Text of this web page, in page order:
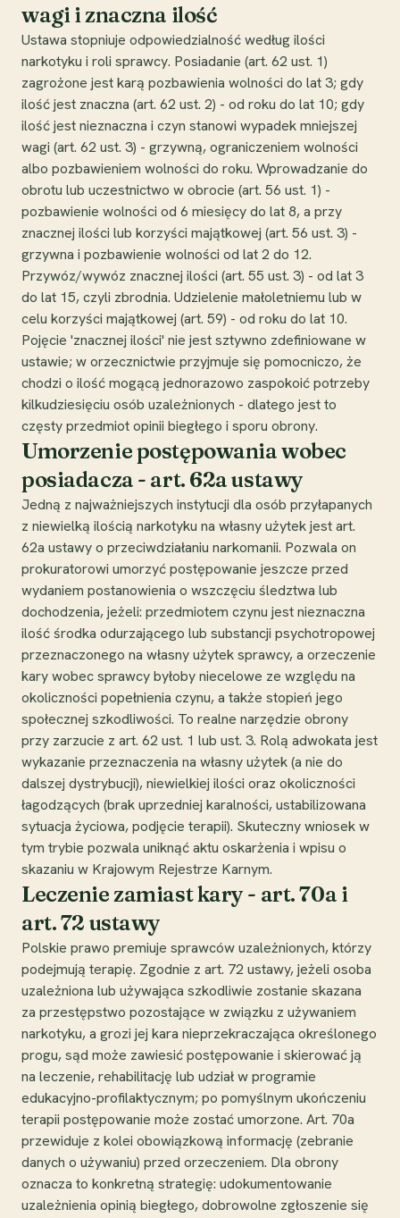
wagi i znaczna ilość
Ustawa stopniuje odpowiedzialność według ilości
narkotyku i roli sprawcy. Posiadanie (art. 62 ust. 1)
zagrożone jest karą pozbawienia wolności do lat 3; gdy
ilość jest znaczna (art. 62 ust. 2) - od roku do lat 10; gdy
ilość jest nieznaczna i czyn stanowi wypadek mniejszej
wagi (art. 62 ust. 3) - grzywną, ograniczeniem wolności
albo pozbawieniem wolności do roku. Wprowadzanie do
obrotu lub uczestnictwo w obrocie (art. 56 ust. 1) -
pozbawienie wolności od 6 miesięcy do lat 8, a przy
znacznej ilości lub korzyści majątkowej (art. 56 ust. 3) -
grzywna i pozbawienie wolności od lat 2 do 12.
Przywóz/wywóz znacznej ilości (art. 55 ust. 3) - od lat 3
do lat 15, czyli zbrodnia. Udzielenie małoletniemu lub w
celu korzyści majątkowej (art. 59) - od roku do lat 10.
Pojęcie 'znacznej ilości' nie jest sztywno zdefiniowane w
ustawie; w orzecznictwie przyjmuje się pomocniczo, że
chodzi o ilość mogącą jednorazowo zaspokoić potrzeby
kilkudziesięciu osób uzależnionych - dlatego jest to
częsty przedmiot opinii biegłego i sporu obrony.
Umorzenie postępowania wobec
posiadacza - art. 62a ustawy
Jedną z najważniejszych instytucji dla osób przyłapanych
z niewielką ilością narkotyku na własny użytek jest art.
62a ustawy o przeciwdziałaniu narkomanii. Pozwala on
prokuratorowi umorzyć postępowanie jeszcze przed
wydaniem postanowienia o wszczęciu śledztwa lub
dochodzenia, jeżeli: przedmiotem czynu jest nieznaczna
ilość środka odurzającego lub substancji psychotropowej
przeznaczonego na własny użytek sprawcy, a orzeczenie
kary wobec sprawcy byłoby niecelowe ze względu na
okoliczności popełnienia czynu, a także stopień jego
społecznej szkodliwości. To realne narzędzie obrony
przy zarzucie z art. 62 ust. 1 lub ust. 3. Rolą adwokata jest
wykazanie przeznaczenia na własny użytek (a nie do
dalszej dystrybucji), niewielkiej ilości oraz okoliczności
łagodzących (brak uprzedniej karalności, ustabilizowana
sytuacja życiowa, podjęcie terapii). Skuteczny wniosek w
tym trybie pozwala uniknąć aktu oskarżenia i wpisu o
skazaniu w Krajowym Rejestrze Karnym.
Leczenie zamiast kary - art. 70a i
art. 72 ustawy
Polskie prawo premiuje sprawców uzależnionych, którzy
podejmują terapię. Zgodnie z art. 72 ustawy, jeżeli osoba
uzależniona lub używająca szkodliwie zostanie skazana
za przestępstwo pozostające w związku z używaniem
narkotyku, a grozi jej kara nieprzekraczająca określonego
progu, sąd może zawiesić postępowanie i skierować ją
na leczenie, rehabilitację lub udział w programie
edukacyjno-profilaktycznym; po pomyślnym ukończeniu
terapii postępowanie może zostać umorzone. Art. 70a
przewiduje z kolei obowiązkową informację (zebranie
danych o używaniu) przed orzeczeniem. Dla obrony
oznacza to konkretną strategię: udokumentowanie
uzależnienia opinią biegłego, dobrowolne zgłoszenie się